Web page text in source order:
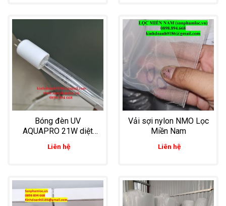
Bóng đèn UV
AQUAPRO 21W diệt
khuẩn dùng trong lọc
nước
Liên hệ
Vải sợi nylon NMO Lọc
Miền Nam
Liên hệ